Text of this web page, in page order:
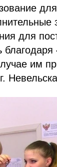
для
им